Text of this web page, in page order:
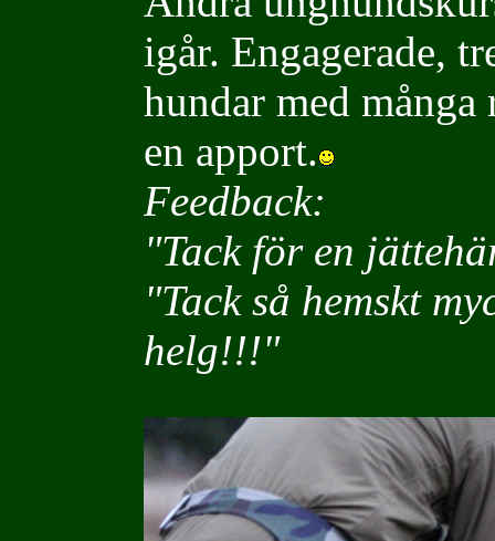
igår. Engagerade,
hundar med
en apport.
Feedback:
"Tack för en
"Tack så hemskt
helg!!!"